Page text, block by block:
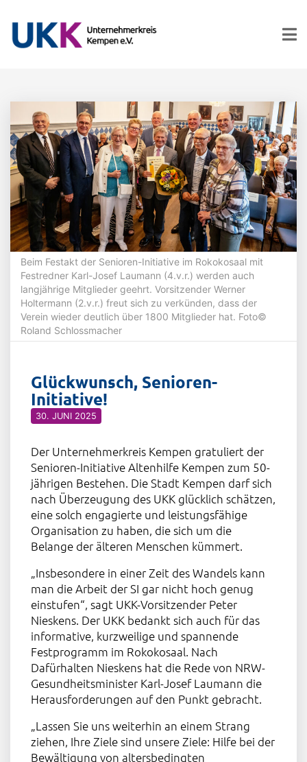
Beim Festakt der Senioren-Initiative im Rokokosaal mit
Festredner Karl-Josef Laumann (4.v.r.) werden auch
langjährige Mitglieder geehrt. Vorsitzender Werner
Holtermann (2.v.r.) freut sich zu verkünden, dass der
Verein wieder deutlich über 1800 Mitglieder hat. Foto©
Roland Schlossmacher
Glückwunsch, Senioren-
Initiative!
30. JUNI 2025
Der Unternehmerkreis Kempen gratuliert der
Senioren-Initiative Altenhilfe Kempen zum 50-
jährigen Bestehen. Die Stadt Kempen darf sich
nach Überzeugung des UKK glücklich schätzen,
eine solch engagierte und leistungsfähige
Organisation zu haben, die sich um die
Belange der älteren Menschen kümmert.
„Insbesondere in einer Zeit des Wandels kann
man die Arbeit der SI gar nicht hoch genug
einstufen“, sagt UKK-Vorsitzender Peter
Nieskens. Der UKK bedankt sich auch für das
informative, kurzweilige und spannende
Festprogramm im Rokokosaal. Nach
Dafürhalten Nieskens hat die Rede von NRW-
Gesundheitsminister Karl-Josef Laumann die
Herausforderungen auf den Punkt gebracht.
„Lassen Sie uns weiterhin an einem Strang
ziehen, Ihre Ziele sind unsere Ziele: Hilfe bei der
Bewältigung von altersbedingten